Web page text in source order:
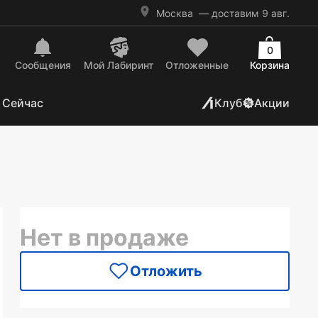
Москва — доставим 9 авг.
Сообщения Mой Лабиринт Отложенные Корзина
0
Клуб Акции
Нет в продаже
Отложить